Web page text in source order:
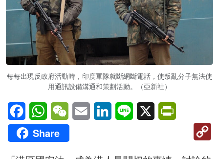
每每出現反政府活動時，印度軍隊就斷網斷電話，使叛亂分子無法使
用通訊設備溝通和策劃活動。（亞新社）
FacebookWhatsAppWeChatEmail LinkedInLine X
Share